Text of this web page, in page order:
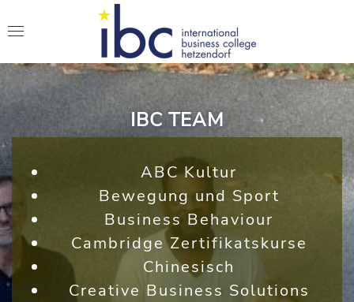
IBC TEAM
ABC Kultur
Bewegung und Sport
Business Behaviour
Cambridge Zertifikatskurse
Chinesisch
Creative Business Solutions